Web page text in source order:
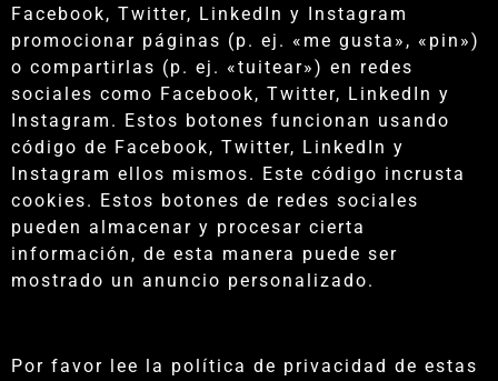
Facebook, Twitter, LinkedIn y Instagram
promocionar páginas (p. ej. «me gusta», «pin»)
o compartirlas (p. ej. «tuitear») en redes
sociales como Facebook, Twitter, LinkedIn y
Instagram. Estos botones funcionan usando
código de Facebook, Twitter, LinkedIn y
Instagram ellos mismos. Este código incrusta
cookies. Estos botones de redes sociales
pueden almacenar y procesar cierta
información, de esta manera puede ser
mostrado un anuncio personalizado.
Por favor lee la política de privacidad de estas